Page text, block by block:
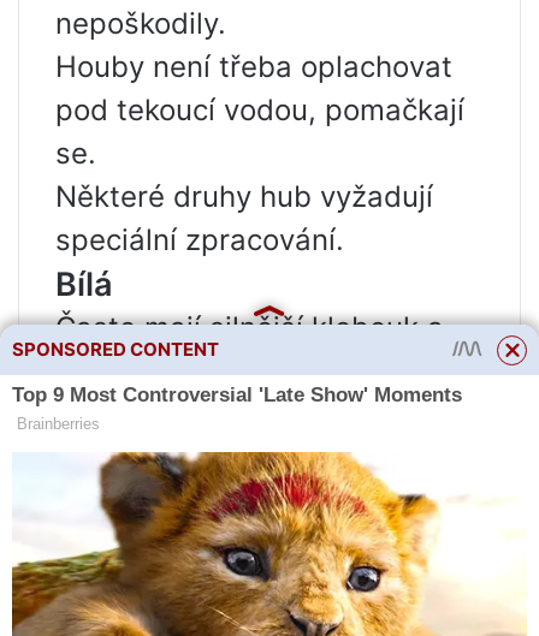
nepoškodily.
Houby není třeba oplachovat
pod tekoucí vodou, pomačkají
se.
Některé druhy hub vyžadují
speciální zpracování.
Bílá
Často mají silnější klobouk a
uvolněnou stopku. Pokud je
noha protlačena prsty, je lepší
ji odříznout. Pokud se houba již
dávno otevřela a houba je
měkká, pak je také lepší ji
odříznout.
SPONSORED CONTENT